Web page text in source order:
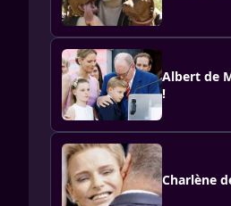
Albert de
!
Charlène